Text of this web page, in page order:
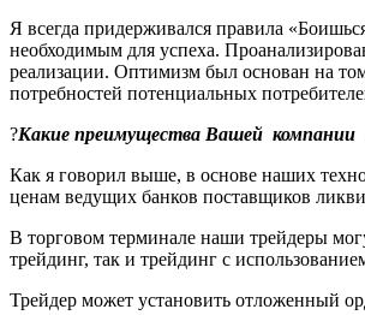
Я всегда придерживался правила
необходимым для успеха.
реализации. Оптимизм был основан на
потребностей потенциальных
?Какие преимущества Вашей компании
Как я говорил выше, в основе наших
ценам ведущих банков поставщиков
В торговом терминале наши трейдеры
трейдинг, так и трейдинг с
Трейдер может установить отложенный